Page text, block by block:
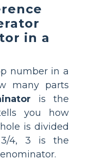
in a
number in a
many parts
is the
you how
is divided
4, 3 is the